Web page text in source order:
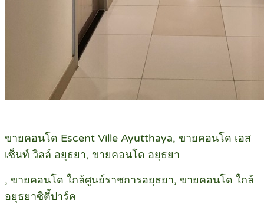
ขายคอนโด Escent Ville Ayutthaya, ขายคอนโด เอส
เซ็นท์ วิลล์ อยุธยา, ขายคอนโด อยุธยา
, ขายคอนโด ใกล้ศูนย์ราชการอยุธยา, ขายคอนโด ใกล้
อยุธยาซิตี้ปาร์ค